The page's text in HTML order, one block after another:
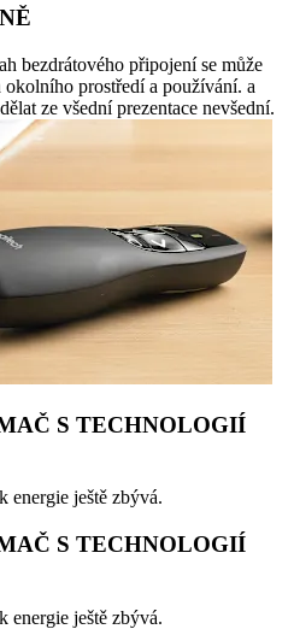
bezdrátového připojení se může
prostředí a používání. a
ze všední prezentace nevšední.
S TECHNOLOGIÍ
energie ještě zbývá.
S TECHNOLOGIÍ
energie ještě zbývá.